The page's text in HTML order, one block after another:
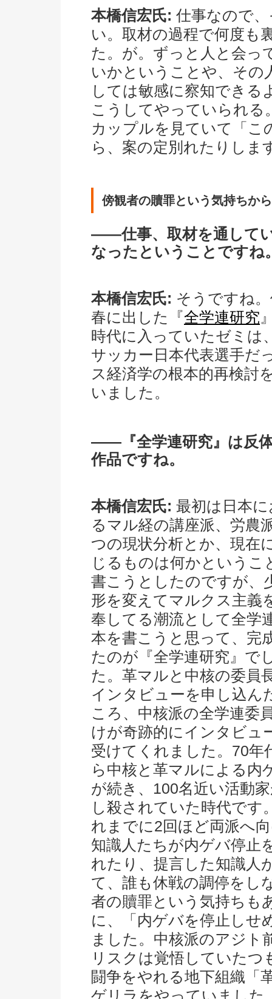
本橋信宏氏: 仕事なので
い。取材の過程で何度も
た。が。ずっと人と会っ
いかということや、その
しては敏感に察知でき
こうしてやっていられる
カップルを見ていて「こ
ら、案の定別れたりしま
傍観者の贖罪という気持ちか
――仕事、取材を通して
なったということですね
本橋信宏氏: そうですね
春に出した『全学連研究
時代に入っていたゼミは
サッカー日本代表選手だ
ス経済学の根本的再検討
いました。
――『全学連研究』は反
作品ですね。
本橋信宏氏: 最初は日本
るマル経の講座派、労農
つの現状分析とか、現在
じるものは何かというこ
書こうとしたのですが、
形を変えてマルクス主義
奉してる潮流として全学
本を書こうと思って、完
たのが『全学連研究』で
た。革マルと中核の委員
インタビューを申し込ん
ころ、中核派の全学連委
けが奇跡的にインタビュ
受けてくれました。70年
ら中核と革マルによる内
が続き、100名近い活動
し殺されていた時代です
れまでに2回ほど両派へ
知識人たちが内ゲバ停止
れたり、提言した知識人
て、誰も休戦の調停をし
者の贖罪という気持ちも
に、「内ゲバを停止しせ
ました。中核派のアジト
リスクは覚悟していたつ
闘争をやれる地下組織「
ゲリラをやっていました